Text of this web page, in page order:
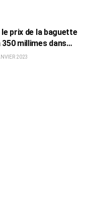
le prix de la baguette
millimes dans
2023